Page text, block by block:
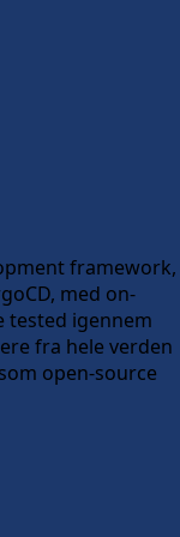
framework,
med on-
tested igennem
fra hele verden
open-source